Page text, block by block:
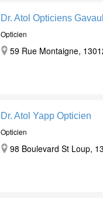
Dr. Atol Opticiens
Opticien
59 Rue Montaigne,
Dr. Atol Yapp Opticien
Opticien
98 Boulevard St Loup,